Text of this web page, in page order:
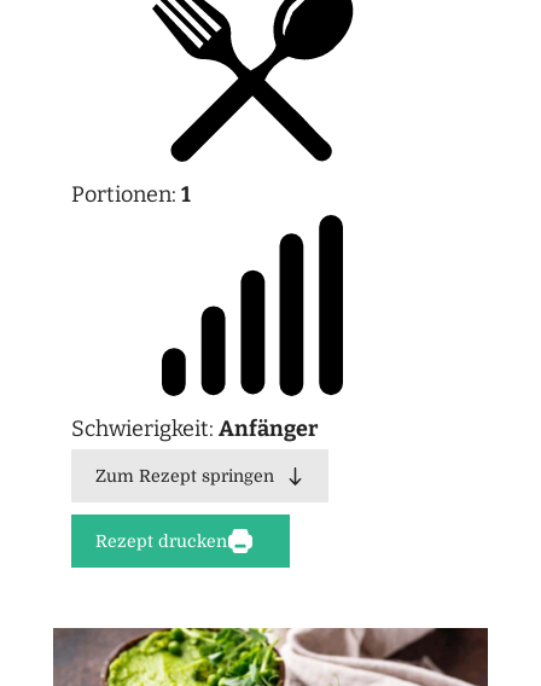
Portionen: 1
Schwierigkeit: Anfänger
Zum Rezept springen
Rezept drucken